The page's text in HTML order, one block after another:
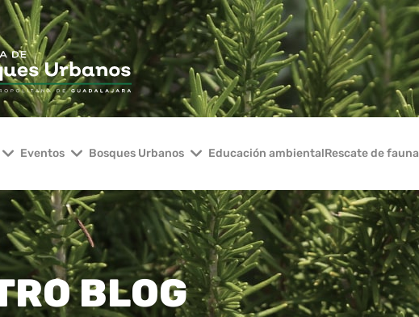
Eventos Bosques Urbanos Educación ambientalRescate de fauna
BLOG